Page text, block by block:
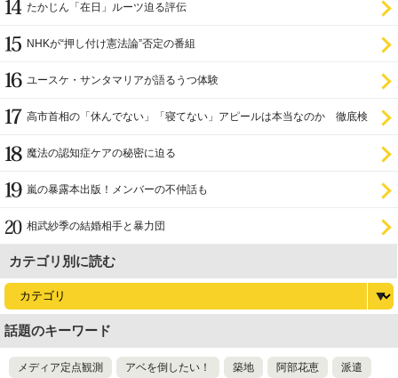
たかじん「在日」ルーツ迫る評伝
NHKが“押し付け憲法論”否定の番組
ユースケ・サンタマリアが語るうつ体験
高市首相の「休んでない」「寝てない」アピールは本当なのか 徹底検
魔法の認知症ケアの秘密に迫る
嵐の暴露本出版！メンバーの不仲話も
相武紗季の結婚相手と暴力団
カテゴリ別に読む
話題のキーワード
メディア定点観測 アベを倒したい！ 築地 阿部花恵 派遣